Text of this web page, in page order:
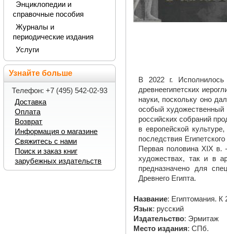
В 2022 г.
древнеегипетских
науки, поскольку оно
особый художественный
российских собраний
в европейской
последствия
Первая половина XIX в.
художествах, так и в
предназначено для
Древнего Египта.
Название: Египтомания.
Язык: русский
Издательство: Эрмитаж
Место издания: СПб.
Энциклопедии и
справочные пособия
Журналы и
периодические издания
Услуги
Узнайте больше
Телефон: +7 (495) 542-02-93
Доставка
Оплата
Возврат
Информация о магазине
Свяжитесь с нами
Поиск и заказ книг
зарубежных издательств